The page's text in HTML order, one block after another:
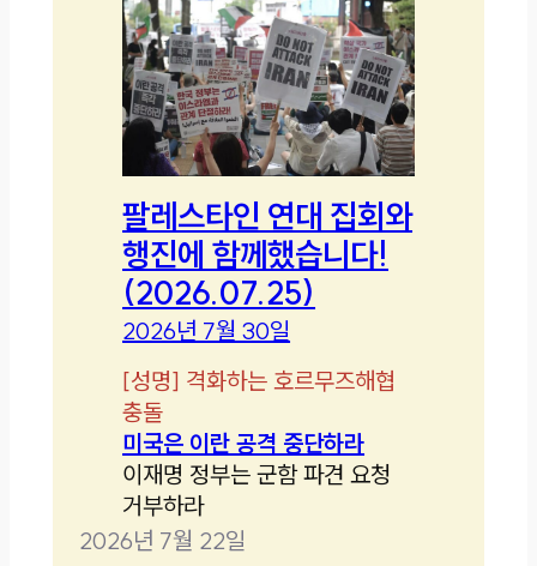
팔레스타인 연대 집회와
행진에 함께했습니다!
(2026.07.25)
2026년 7월 30일
[성명] 격화하는 호르무즈해협
충돌
미국은 이란 공격 중단하라
이재명 정부는 군함 파견 요청
거부하라
2026년 7월 22일